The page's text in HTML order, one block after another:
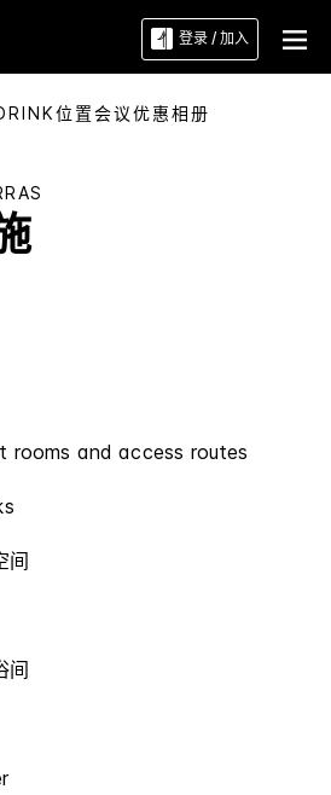
登录 / 加入
位置会议优惠相册
rooms and access routes
间
间